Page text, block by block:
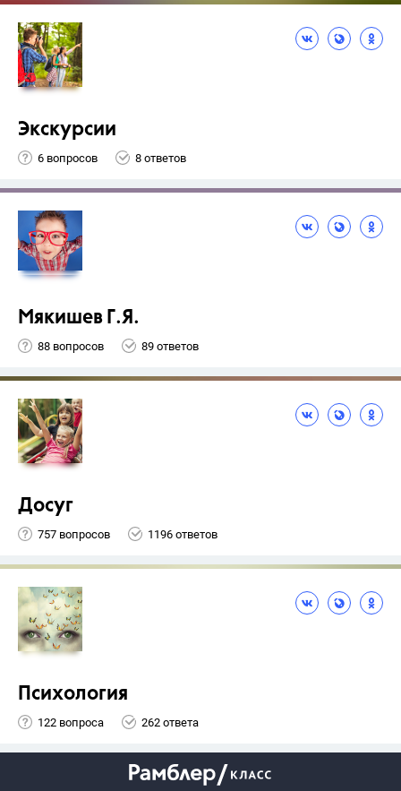
Экскурсии
6 вопросов 8 ответов
Мякишев Г.Я.
88 вопросов 89 ответов
Досуг
757 вопросов 1196 ответов
Психология
122 вопроса 262 ответа